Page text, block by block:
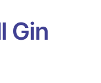
Gin